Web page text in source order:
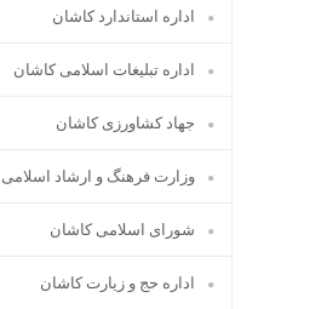
اداره استاندارد كاشان
اداره تبلیغات اسلامی کاشان
جهاد کشاورزی کاشان
وزارت فرهنگ و ارشاد اسلامی کاشان
شورای اسلامی کاشان
اداره حج و زیارت کاشان